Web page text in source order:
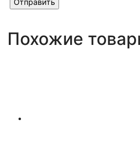
Похожие